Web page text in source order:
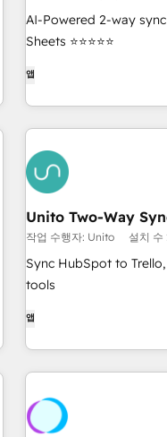
AI-Powered 2-way
Sheets ⭐⭐⭐⭐⭐
앱
Unito Two-Way
작업 수행자: Unito 설치 수
Sync HubSpot to
tools
앱